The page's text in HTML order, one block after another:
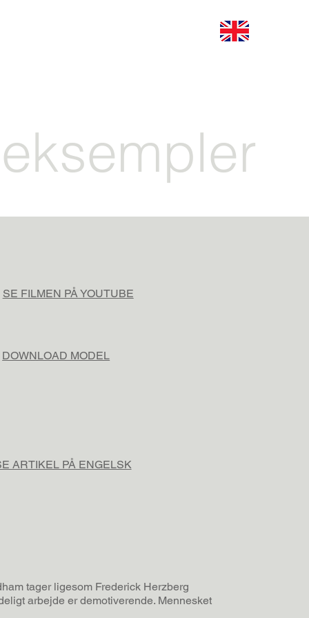
SE FILMEN PÅ YOUTUBE
DOWNLOAD MODEL
ARTIKEL PÅ ENGELSK
tager ligesom Frederick Herzberg
arbejde er demotiverende. Mennesket